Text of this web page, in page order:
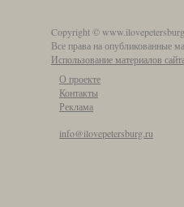
Copyright ©
Все права на опубликованные
Использование материалов
О проекте
Контакты
Реклама
info@ilovepetersburg.ru